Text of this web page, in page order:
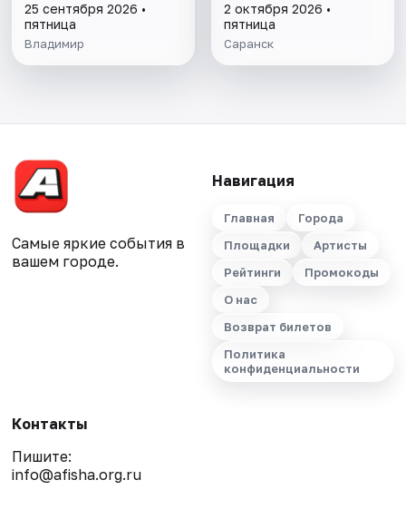
25 сентября 2026 •
пятница
Владимир
2 октября 2026 •
пятница
Саранск
Самые яркие события в
вашем городе.
Навигация
Главная
Города
Площадки
Артисты
Рейтинги
Промокоды
О нас
Возврат билетов
Политика
конфиденциальности
Контакты
Пишите:
info@afisha.org.ru